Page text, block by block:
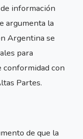
información
argumenta la
Argentina se
para
con
Partes.
de que la